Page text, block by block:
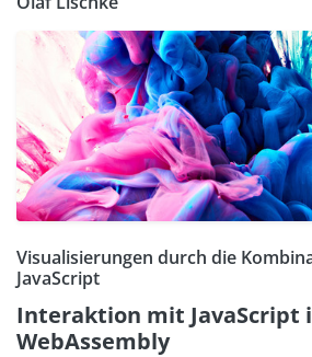
Visualisierungen durch die
JavaScript
Interaktion mit JavaScript
WebAssembly